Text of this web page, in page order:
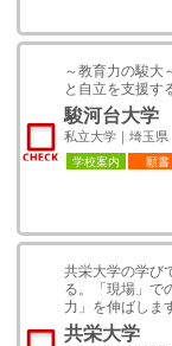
～教育力の駿大
と自立を支援す
駿河台大学
私立大学｜埼玉県
学校案内 願書
共栄大学の学び
る。「現場」で
力」を伸ばしま
共栄大学